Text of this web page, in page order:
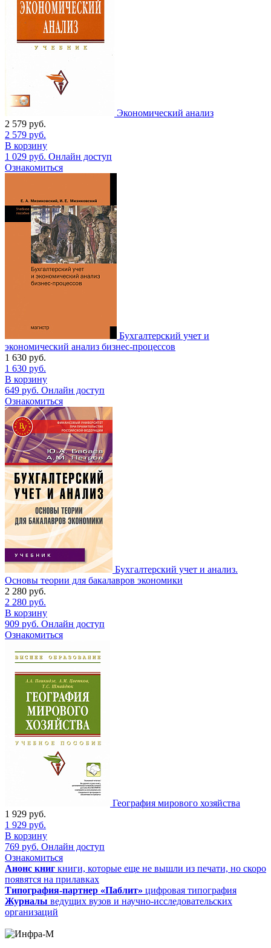
Экономический анализ
2 579 руб.
2 579 руб.
В корзину
1 029 руб. Онлайн доступ
Ознакомиться
Бухгалтерский учет и
экономический анализ бизнес-процессов
1 630 руб.
1 630 руб.
В корзину
649 руб. Онлайн доступ
Ознакомиться
Бухгалтерский учет и анализ.
Основы теории для бакалавров экономики
2 280 руб.
2 280 руб.
В корзину
909 руб. Онлайн доступ
Ознакомиться
География мирового хозяйства
1 929 руб.
1 929 руб.
В корзину
769 руб. Онлайн доступ
Ознакомиться
Анонс книг книги, которые еще не вышли из печати, но скоро
появятся на прилавках
Типография-партнер «Паблит» цифровая типография
Журналы ведущих вузов и научно-исследовательских
организаций